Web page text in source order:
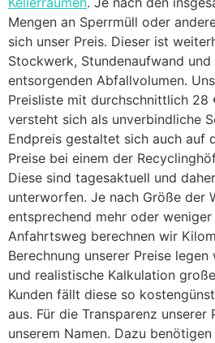
Mengen an Sperrmüll oder
sich unser Preis. Dieser ist
Stockwerk, Stundenaufwand
entsorgenden Abfallvolumen.
Preisliste mit durchschnittlich 28
versteht sich als unverbindliche
Endpreis gestaltet sich auch auf
Preise bei einem der
Diese sind tagesaktuell und
unterworfen. Je nach Größe der
entsprechend mehr oder
Anfahrtsweg berechnen wir
Berechnung unserer Preise
und realistische Kalkulation
Kunden fällt diese so
aus. Für die Transparenz unserer
unserem Namen. Dazu